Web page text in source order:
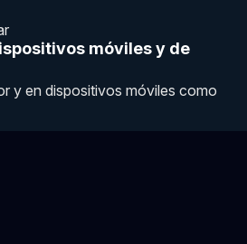
móviles y de
y en dispositivos móviles como